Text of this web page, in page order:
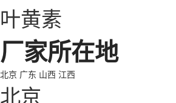
叶黄素
厂家所在地
北京 广东 山西 江西
北京